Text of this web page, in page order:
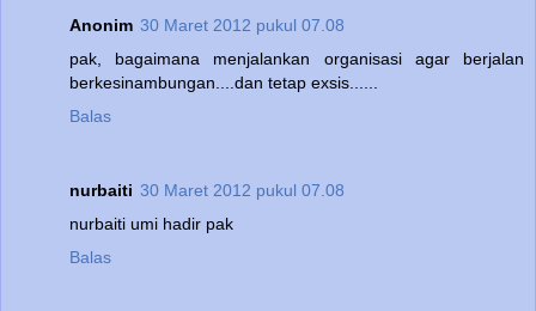
Anonim 30 Maret 2012 pukul 07.08
pak, bagaimana menjalankan organisasi agar berjalan
berkesinambungan....dan tetap exsis......
Balas
nurbaiti 30 Maret 2012 pukul 07.08
nurbaiti umi hadir pak
Balas